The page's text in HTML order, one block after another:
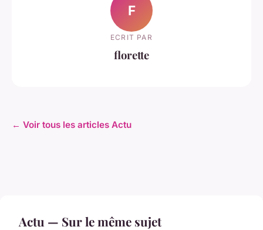
F
ECRIT PAR
florette
← Voir tous les articles Actu
Actu — Sur le même sujet